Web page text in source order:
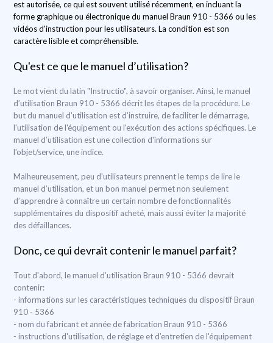
est autorisée, ce qui est souvent utilisé récemment, en incluant la
forme graphique ou électronique du manuel Braun 910 - 5366 ou les
vidéos d'instruction pour les utilisateurs. La condition est son
caractère lisible et compréhensible.
Qu'est ce que le manuel d’utilisation?
Le mot vient du latin "Instructio", à savoir organiser. Ainsi, le manuel
d’utilisation Braun 910 - 5366 décrit les étapes de la procédure. Le
but du manuel d’utilisation est d’instruire, de faciliter le démarrage,
l'utilisation de l'équipement ou l'exécution des actions spécifiques. Le
manuel d’utilisation est une collection d'informations sur
l'objet/service, une indice.
Malheureusement, peu d'utilisateurs prennent le temps de lire le
manuel d’utilisation, et un bon manuel permet non seulement
d’apprendre à connaître un certain nombre de fonctionnalités
supplémentaires du dispositif acheté, mais aussi éviter la majorité
des défaillances.
Donc, ce qui devrait contenir le manuel parfait?
Tout d'abord, le manuel d’utilisation Braun 910 - 5366 devrait
contenir:
- informations sur les caractéristiques techniques du dispositif Braun
910 - 5366
- nom du fabricant et année de fabrication Braun 910 - 5366
- instructions d'utilisation, de réglage et d’entretien de l'équipement